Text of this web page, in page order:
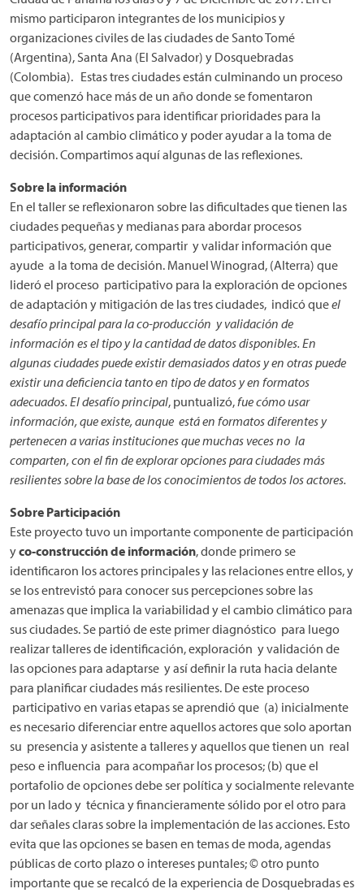
mismo participaron integrantes de los municipios y
organizaciones civiles de las ciudades de Santo Tomé
(Argentina), Santa Ana (El Salvador) y Dosquebradas
(Colombia). Estas tres ciudades están culminando un proceso
que comenzó hace más de un año donde se fomentaron
procesos participativos para identificar prioridades para la
adaptación al cambio climático y poder ayudar a la toma de
decisión. Compartimos aquí algunas de las reflexiones.
Sobre la información
En el taller se reflexionaron sobre las dificultades que tienen las
ciudades pequeñas y medianas para abordar procesos
participativos, generar, compartir y validar información que
ayude a la toma de decisión. Manuel Winograd, (Alterra) que
lideró el proceso participativo para la exploración de opciones
de adaptación y mitigación de las tres ciudades, indicó queel
desafío principal para la co-producción y validación de
información es el tipo y la cantidad de datos disponibles. En
algunas ciudades puede existir demasiados datos y en otras puede
existir una deficiencia tanto en tipo de datos y en formatos
adecuados. El desafío principal, puntualizó,fue cómo usar
información, que existe, aunque está en formatos diferentes y
pertenecen a varias instituciones que muchas veces no la
comparten, con el fin de explorar opciones para ciudades más
resilientes sobre la base de los conocimientos de todos los actores.
Sobre Participación
Este proyecto tuvo un importante componente de participación
yco-construcción de información, donde primero se
identificaron los actores principales y las relaciones entre ellos, y
se los entrevistó para conocer sus percepciones sobre las
amenazas que implica la variabilidad y el cambio climático para
sus ciudades. Se partió de este primer diagnóstico para luego
realizar talleres de identificación, exploración y validación de
las opciones para adaptarse y así definir la ruta hacia delante
para planificar ciudades más resilientes. De este proceso
participativo en varias etapas se aprendió que (a) inicialmente
es necesario diferenciar entre aquellos actores que solo aportan
su presencia y asistente a talleres y aquellos que tienen un real
peso e influencia para acompañar los procesos; (b) que el
portafolio de opciones debe ser política y socialmente relevante
por un lado y técnica y financieramente sólido por el otro para
dar señales claras sobre la implementación de las acciones. Esto
evita que las opciones se basen en temas de moda, agendas
públicas de corto plazo o intereses puntales; © otro punto
importante que se recalcó de la experiencia de Dosquebradas es